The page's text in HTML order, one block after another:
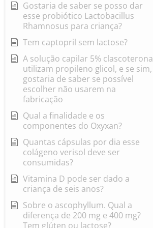
Gostaria de saber se posso dar
esse probiótico Lactobacillus
Rhamnosus para criança?
Tem captopril sem lactose?
A solução capilar 5% clascoterona
utilizam propileno glicol, e se sim,
gostaria de saber se possível
escolher não usarem na
fabricação
Qual a finalidade e os
componentes do Oxyxan?
Quantas cápsulas por dia esse
colágeno verisol deve ser
consumidas?
Vitamina D pode ser dado a
criança de seis anos?
Sobre o ascophyllum. Qual a
diferença de 200 mg e 400 mg?
Tem glúten ou lactose?